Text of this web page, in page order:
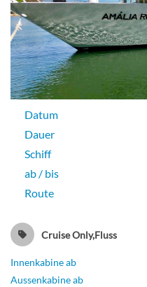
Aussenkabine
Einzel-[F]
Aussenkabine
Datum
Dauer
Schiff
ab / bis
Route
Cruise Only,Fluss
Innenkabine ab
Aussenkabine ab